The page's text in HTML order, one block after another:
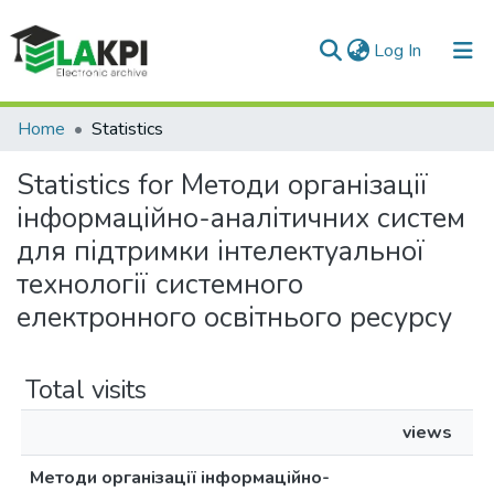
Log In (current)
Communities & Collections
All of DSpace
Home Statistics
Statistics for Методи організації
інформаційно-аналітичних систем
для підтримки інтелектуальної
технології системного
електронного освітнього ресурсу
Total visits
views
Методи організації інформаційно-